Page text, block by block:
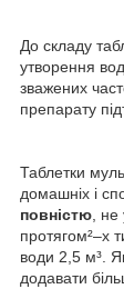
До складу
утворення
зважених
препарату
Таблетки
домашніх і
повністю ,
протягом²–х
води 2,5 м³.
додавати